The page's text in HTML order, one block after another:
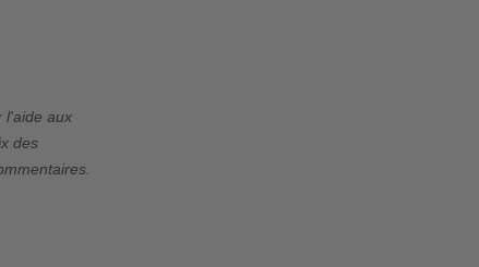
l'aide aux
des